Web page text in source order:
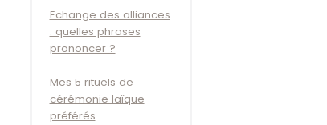
Echange des alliances
: quelles phrases
prononcer ?
Mes 5 rituels de
cérémonie laïque
préférés